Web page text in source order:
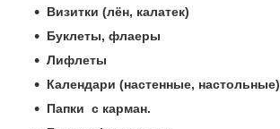
Визитки (лён, калатек)
Буклеты, флаеры
Лифлеты
Календари (настенные, настольные)
Папки с карман.